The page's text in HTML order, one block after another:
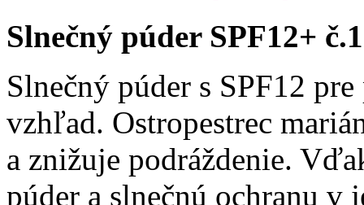
Slnečný púder SPF12+
Slnečný púder s SPF12
vzhľad. Ostropestrec
a znižuje podráždenie.
púder a slnečnú ochranu v